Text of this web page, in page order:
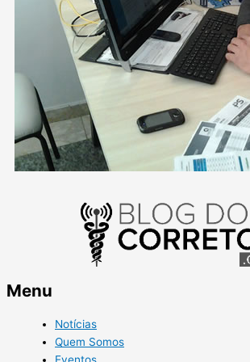
Menu
Notícias
Quem Somos
Eventos